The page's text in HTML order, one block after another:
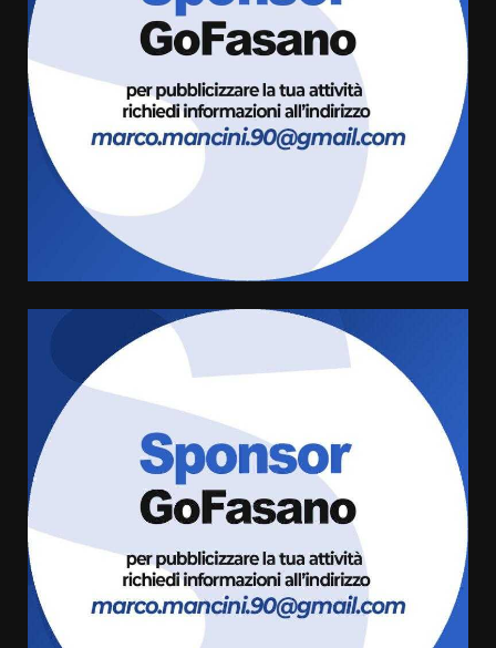
Grazia Neglia, coordinatrice
cittadina di Fratelli d’Italia,
pronta a tornare in Consiglio
comunale
6 Agosto 2026 08:00
Cura dei beni comuni e
cittadinanza attiva: online
l’avviso per la gestione
condivisa della Villetta di
assoluta de “L’Albergo
Belvedere. Il rapimento”
6 Agosto 2026 06:15
Serie D, l’Us Fasano è escluso
dal campionato
5 Agosto 2026 17:30
Truffatori in azione nelle
frazioni fasanesi
5 Agosto 2026 11:03